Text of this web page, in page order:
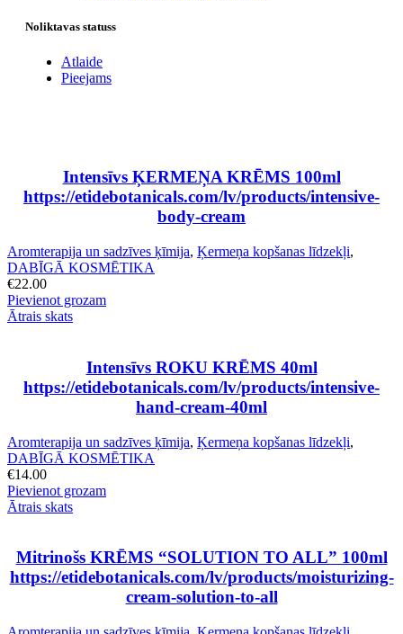
Noliktavas statuss
Atlaide
Pieejams
Intensīvs ĶERMEŅA KRĒMS 100ml
https://etidebotanicals.com/lv/products/intensive-
body-cream
Aromterapija un sadzīves ķīmija, Ķermeņa kopšanas līdzekļi,
DABĪGĀ KOSMĒTIKA
€22.00
Pievienot grozam
Ātrais skats
Intensīvs ROKU KRĒMS 40ml
https://etidebotanicals.com/lv/products/intensive-
hand-cream-40ml
Aromterapija un sadzīves ķīmija, Ķermeņa kopšanas līdzekļi,
DABĪGĀ KOSMĒTIKA
€14.00
Pievienot grozam
Ātrais skats
Mitrinošs KRĒMS “SOLUTION TO ALL” 100ml
https://etidebotanicals.com/lv/products/moisturizing-
cream-solution-to-all